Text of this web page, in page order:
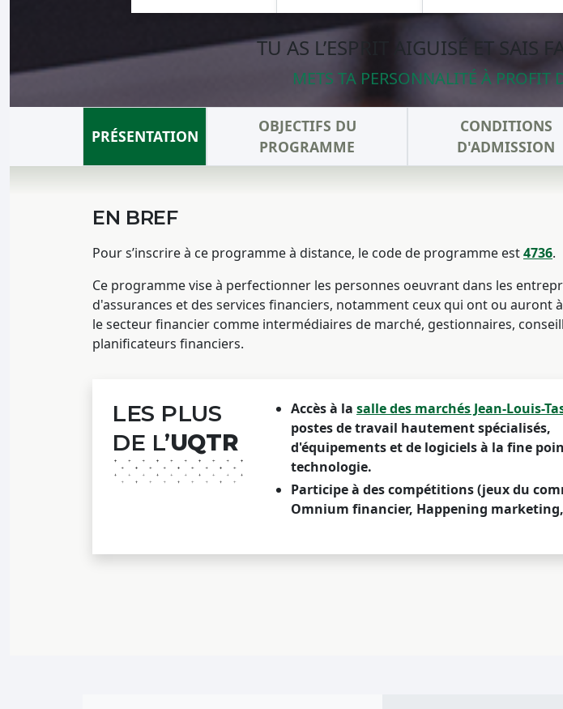
TU AS L’ESPRIT AIGUISÉ ET SAIS
METS TA PERSONNALITÉ À PROFIT
PRÉSENTATION
OBJECTIFS DU
PROGRAMME
CONDITIONS
D'ADMISSION
EN BREF
Pour s’inscrire à ce programme à distance, le code de programme est4736.
Ce programme vise à perfectionner les personnes oeuvrant dans les
d'assurances et des services financiers, notamment ceux qui ont ou auront
le secteur financier comme intermédiaires de marché, gestionnaires,
planificateurs financiers.
LES PLUS
DE L’UQTR
Accès à la salle des marchés Jean-Louis-
postes de travail hautement spécialisés,
d'équipements et de logiciels à la fine
technologie.
Participe à des compétitions (jeux du
Omnium financier, Happening